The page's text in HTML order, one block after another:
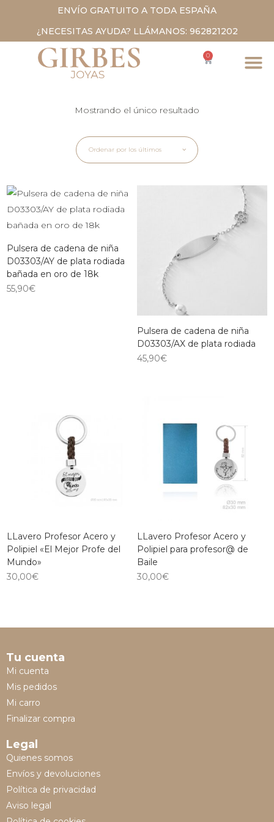
ENVÍO GRATUITO A TODA ESPAÑA
¿NECESITAS AYUDA? LLÁMANOS: 962821202
0
Mostrando el único resultado
Ordenar por los últimos
Pulsera de cadena de niña
D03303/AY de plata rodiada
bañada en oro de 18k
55,90€
Pulsera de cadena de niña
D03303/AX de plata rodiada
45,90€
LLavero Profesor Acero y
Polipiel «El Mejor Profe del
Mundo»
30,00€
LLavero Profesor Acero y
Polipiel para profesor@ de
Baile
30,00€
Tu cuenta
Mi cuenta
Mis pedidos
Mi carro
Finalizar compra
Legal
Quienes somos
Envíos y devoluciones
Política de privacidad
Aviso legal